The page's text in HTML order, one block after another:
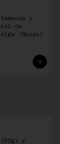
y
de
(8pzas)
(50g) y